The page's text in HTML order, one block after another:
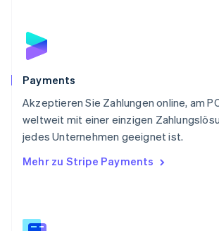
Payments
Akzeptieren Sie Zahlungen online, am
weltweit mit einer einzigen
jedes Unternehmen geeignet ist.
Mehr zu Stripe Payments
Schweden
Schweiz
Singapur
English简体中文
Slowakei
Slowenien
English